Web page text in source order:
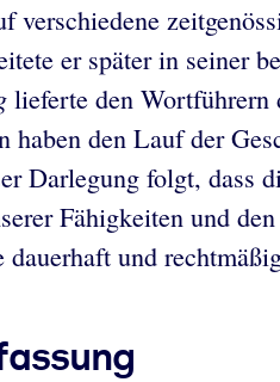
verschiedene
er später in seiner
lieferte den Wortführern
haben den Lauf der
Darlegung folgt, dass
Fähigkeiten und
dauerhaft und